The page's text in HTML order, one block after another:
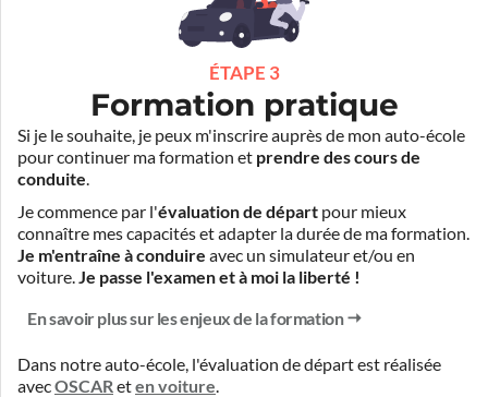
ÉTAPE 3
Formation pratique
Si je le souhaite, je peux m'inscrire auprès de mon auto-école
pour continuer ma formation et prendre des cours de
conduite.
Je commence par l'évaluation de départ pour mieux
connaître mes capacités et adapter la durée de ma formation.
Je m'entraîne à conduire avec un simulateur et/ou en
voiture. Je passe l'examen et à moi la liberté !
En savoir plus sur les enjeux de la formation
Dans notre auto-école, l'évaluation de départ est réalisée
avecOSCAR eten voiture